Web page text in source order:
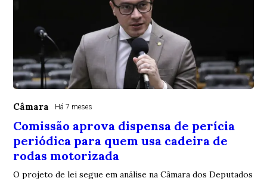
Câmara Há 7 meses
Comissão aprova dispensa de perícia
periódica para quem usa cadeira de
rodas motorizada
O projeto de lei segue em análise na Câmara dos Deputados